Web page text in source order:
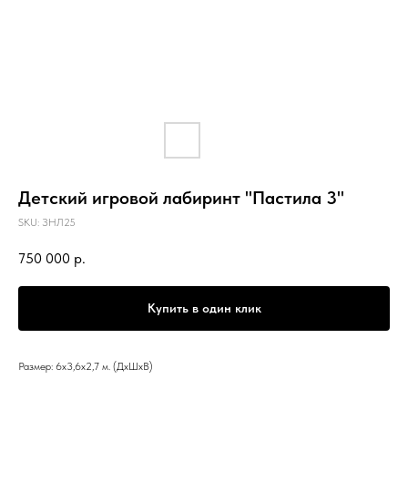
Детский игровой лабиринт "Пастила 3"
SKU: ЗНЛ25
750 000 р.
Купить в один клик
Размер: 6х3,6х2,7 м. (ДхШхВ)